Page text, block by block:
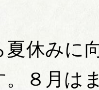
夏休みに
。８月は